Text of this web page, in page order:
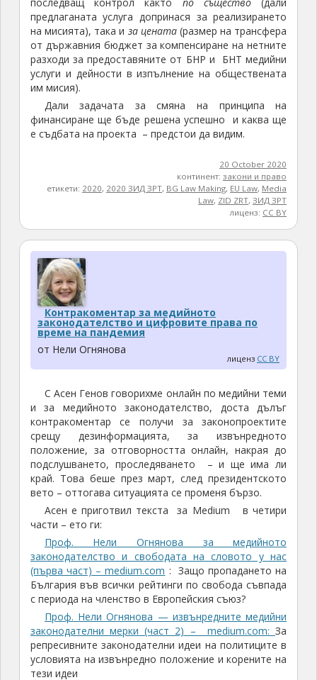
предлаганата услуга допринася за реализирането
на мисията), така и за цената(размер на трансфера
от държавния бюджет за компенсиране на нетните
разходи за предоставяните от БНР и БНТ медийни
услуги и дейности в изпълнение на обществената
им мисия).
Дали задачата за смяна на принципа на
финансиране ще бъде решена успешно и каква ще
е съдбата на проекта – предстои да видим.
20 October 2020
континент:закони и право
етикети: 2020, 2020 ЗИД ЗРТ, BG Law Making, EU Law, Media
Law, ZID ZRT,ЗИД ЗРТ
лиценз: CC BY
Контракоментар за медийното
законодателство и цифровите права по
време на пандемия
от Нели Огнянова
лиценз CC BY
С Асен Генов говорихме онлайн по медийни теми
и за медийното законодателство, доста дълъг
контракоментар се получи за законопроектите
срещу дезинформацията, за извънредното
положение, за отговорността онлайн, накрая до
подслушването, проследяването – и ще има ли
край. Това беше през март, след президентското
вето – оттогава ситуацията се променя бързо.
Асен е приготвил текста за Medium в четири
части – ето ги:
Проф. Нели Огнянова за медийното
законодателство и свободата на словото у нас
(първа част) – medium.com : Защо пропадането на
България във всички рейтинги по свобода съвпада
с периода на членство в Европейския съюз?
Проф. Нели Огнянова — извънредните медийни
законодателни мерки (част 2) – medium.com:За
репресивните законодателни идеи на политиците в
условията на извънредно положение и корените на
тези идеи